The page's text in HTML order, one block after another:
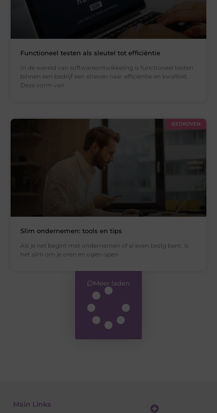
Functioneel testen als sleutel tot efficiëntie
In de wereld van softwareontwikkeling is functioneel testen
binnen een bedrijf een streven naar efficiëntie en kwaliteit.
Deze vorm van
BEDRIJVEN
Slim ondernemen: tools en tips
Als je net begint met ondernemen of al even bezig bent, is
het slim om je oren en ogen open
Meer laden
Main Links